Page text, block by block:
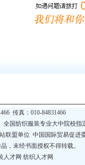
传真：010-84831466
全国纺织服装专业大中院校指
联盟单位 中国国际贸易促进
，未经书面授权不得转载。
人才网 纺织人才网